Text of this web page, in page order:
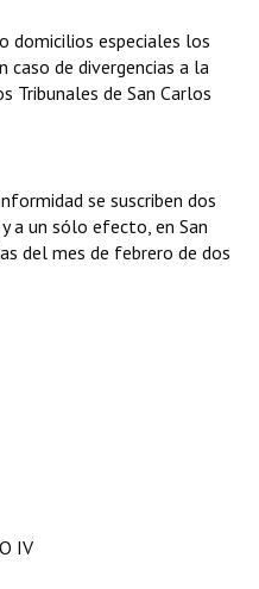
especiales los
caso de divergencias a la
Tribunales de San Carlos
se suscriben dos
a un sólo efecto, en San
del mes de febrero de dos
IV